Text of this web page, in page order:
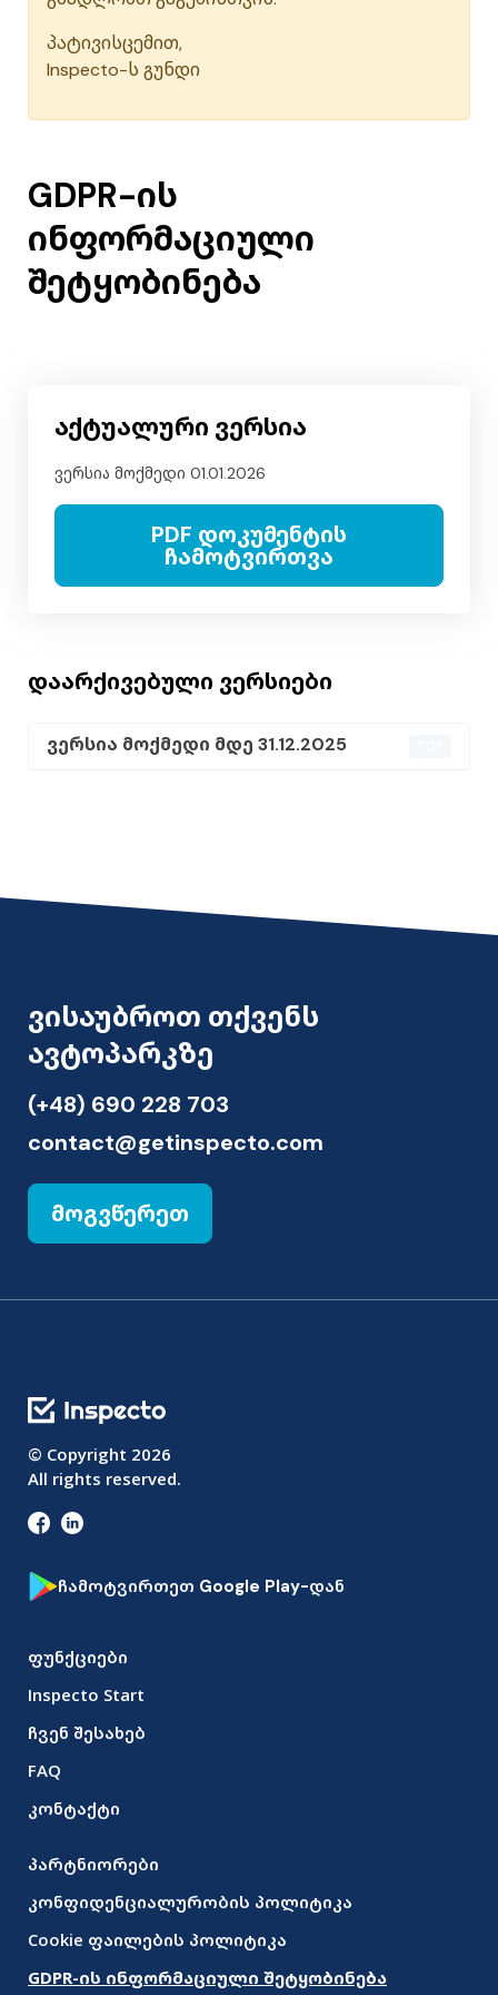
პატივისცემით,
Inspecto-ს გუნდი
GDPR-ის
ინფორმაციული
შეტყობინება
აქტუალური ვერსია
ვერსია მოქმედი 01.01.2026
PDF დოკუმენტის
ჩამოტვირთვა
დაარქივებული ვერსიები
ვერსია მოქმედი მდე 31.12.2025
ვისაუბროთ თქვენს
ავტოპარკზე
(+48) 690 228 703
contact@getinspecto.com
მოგვწერეთ
© Copyright 2026
All rights reserved.
ჩამოტვირთეთ Google Play-დან
ფუნქციები
Inspecto Start
ჩვენ შესახებ
FAQ
კონტაქტი
პარტნიორები
კონფიდენციალურობის პოლიტიკა
Cookie ფაილების პოლიტიკა
GDPR-ის ინფორმაციული შეტყობინება